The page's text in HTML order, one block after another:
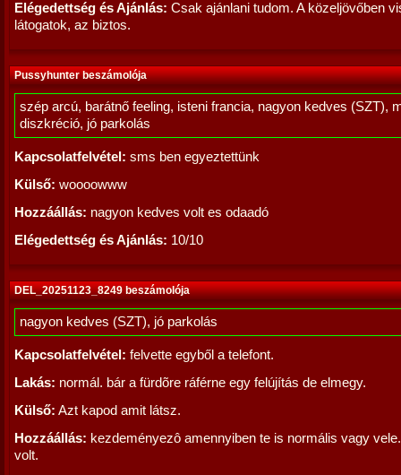
Elégedettség és Ajánlás: Csak ajánlani tudom. A közeljövőben
látogatok, az biztos.
Pussyhunter beszámolója
szép arcú, barátnő feeling, isteni francia, nagyon kedves (SZT),
diszkréció, jó parkolás
Kapcsolatfelvétel: sms ben egyeztettünk
Külső: woooowww
Hozzáállás: nagyon kedves volt es odaadó
Elégedettség és Ajánlás: 10/10
DEL_20251123_8249 beszámolója
nagyon kedves (SZT), jó parkolás
Kapcsolatfelvétel: felvette egyből a telefont.
Lakás: normál. bár a fürdõre ráférne egy felújítás de elmegy.
Külső: Azt kapod amit látsz.
Hozzáállás: kezdeményezô amennyiben te is normális vagy
volt.